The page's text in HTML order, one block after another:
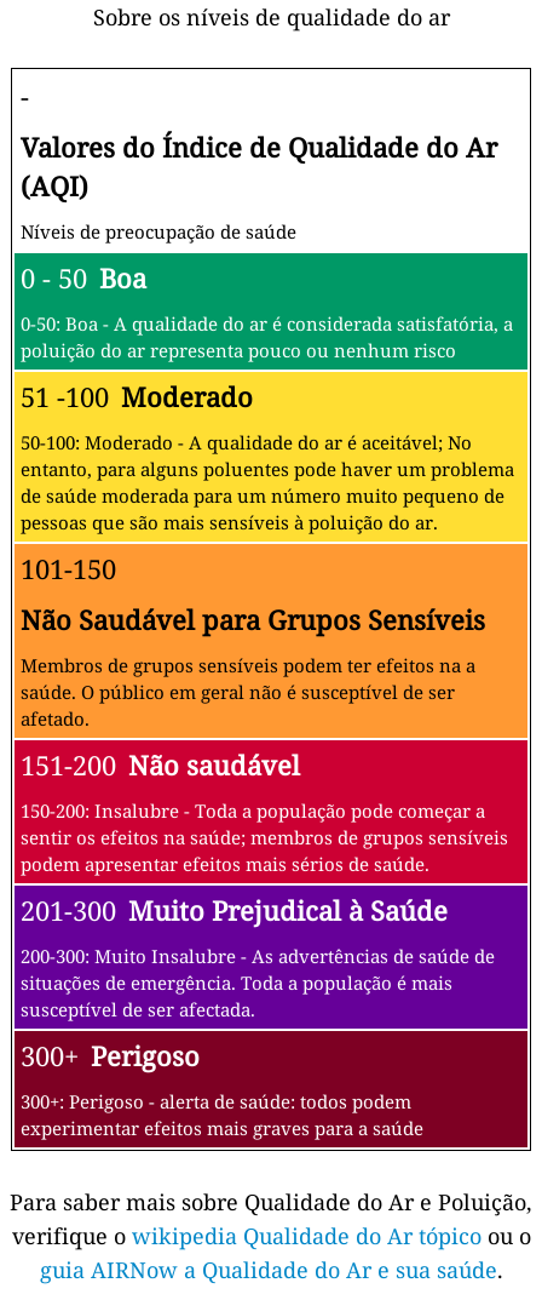
Sobre os níveis de qualidade do ar
-
Valores do Índice de Qualidade do Ar
(AQI)
Níveis de preocupação de saúde
0 - 50 Boa
0-50: Boa - A qualidade do ar é considerada satisfatória, a
poluição do ar representa pouco ou nenhum risco
51 -100 Moderado
50-100: Moderado - A qualidade do ar é aceitável; No
entanto, para alguns poluentes pode haver um problema
de saúde moderada para um número muito pequeno de
pessoas que são mais sensíveis à poluição do ar.
101-150
Não Saudável para Grupos Sensíveis
Membros de grupos sensíveis podem ter efeitos na a
saúde. O público em geral não é susceptível de ser
afetado.
151-200 Não saudável
150-200: Insalubre - Toda a população pode começar a
sentir os efeitos na saúde; membros de grupos sensíveis
podem apresentar efeitos mais sérios de saúde.
201-300 Muito Prejudical à Saúde
200-300: Muito Insalubre - As advertências de saúde de
situações de emergência. Toda a população é mais
susceptível de ser afectada.
300+ Perigoso
300+: Perigoso - alerta de saúde: todos podem
experimentar efeitos mais graves para a saúde
Para saber mais sobre Qualidade do Ar e Poluição,
verifique o wikipedia Qualidade do Ar tópico ou o
guia AIRNow a Qualidade do Ar e sua saúde.